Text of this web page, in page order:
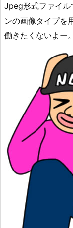
Jpeg形式ファイル
ンの画像タイプを
働きたくないよー